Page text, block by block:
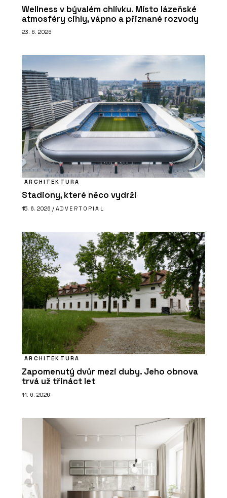
Wellness v bývalém chlívku. Místo lázeňské
atmosféry cihly, vápno a přiznané rozvody
23. 6. 2026
ARCHITEKTURA
Stadiony, které něco vydrží
15. 6. 2026 / ADVERTORIAL
ARCHITEKTURA
Zapomenutý dvůr mezi duby. Jeho obnova
trvá už třináct let
11. 6. 2026